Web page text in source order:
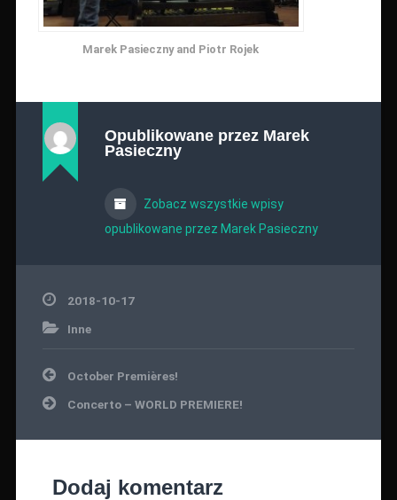
Marek Pasieczny and Piotr Rojek
Opublikowane przez Marek
Pasieczny
Zobacz wszystkie wpisy
opublikowane przez Marek Pasieczny
2018-10-17
Inne
Nawigacja
wpisu
October Premières!
Concerto – WORLD PREMIERE!
Dodaj komentarz